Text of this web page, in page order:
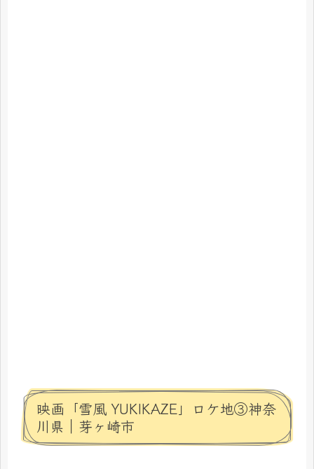
映画「雪風 YUKIKAZE」ロケ地③神奈
川県｜芽ヶ崎市